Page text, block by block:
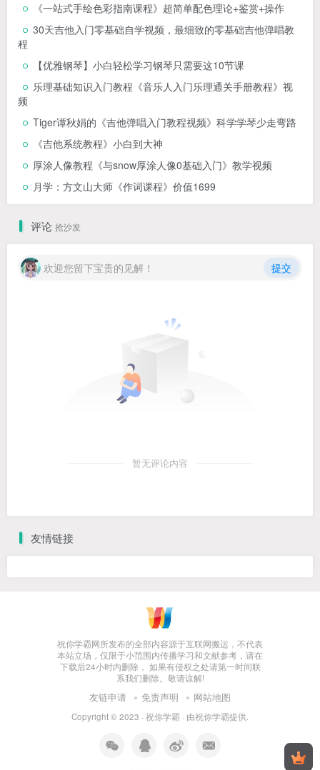
《一站式手绘色彩指南课程》超简单配色理论+鉴赏+操作
30天吉他入门零基础自学视频，最细致的零基础吉他弹唱教
程
【优雅钢琴】小白轻松学习钢琴只需要这10节课
乐理基础知识入门教程《音乐人入门乐理通关手册教程》视
频
Tiger谭秋娟的《吉他弹唱入门教程视频》科学学琴少走弯路
《吉他系统教程》小白到大神
厚涂人像教程《与snow厚涂人像0基础入门》教学视频
月学：方文山大师《作词课程》价值1699
评论 抢沙发
欢迎您留下宝贵的见解！ 提交
暂无评论内容
友情链接
祝你学霸网所发布的全部内容源于互联网搬运，不代表
本站立场，仅限于小范围内传播学习和文献参考，请在
下载后24小时内删除， 如果有侵权之处请第一时间联
系我们删除。敬请谅解!
友链申请 免责声明 网站地图
Copyright © 2023 · 祝你学霸 · 由祝你学霸提供.